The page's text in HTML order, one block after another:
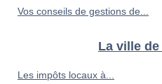
Vos conseils de gestions de...
La ville
Les impôts locaux à...